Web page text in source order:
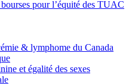
pour l’équité des TUAC
& lymphome du Canada
et égalité des sexes